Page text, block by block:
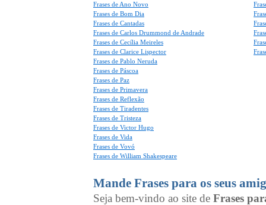
Frases de Ano Novo
Frases de Bom Dia
Frases de Cantadas
Frases de Carlos Drummond de Andrade
Frases de Cecília Meireles
Frases de Clarice Lispector
Frases de Pablo Neruda
Frases de Páscoa
Frases de Paz
Frases de Primavera
Frases de Reflexão
Frases de Tiradentes
Frases de Tristeza
Frases de Victor Hugo
Frases de Vida
Frases de Vovó
Frases de William Shakespeare
Mande Frases para os seus
Seja bem-vindo ao site de Frases